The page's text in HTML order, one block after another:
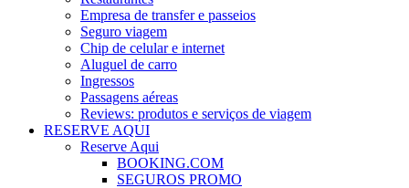
Empresa de transfer e passeios
Seguro viagem
Chip de celular e internet
Aluguel de carro
Ingressos
Passagens aéreas
Reviews: produtos e serviços de viagem
RESERVE AQUI
Reserve Aqui
BOOKING.COM
SEGUROS PROMO